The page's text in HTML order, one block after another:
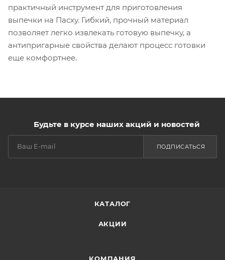
практичный инструмент для приготовления
выпечки на Пасху. Гибкий, прочный материал
позволяет легко извлекать готовую выпечку, а
антипригарные свойства делают процесс готовки
еще комфортнее.
Будьте в курсе наших акций и новостей
ПОДПИСАТЬСЯ
КАТАЛОГ
АКЦИИ